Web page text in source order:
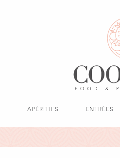
APÉRITIFS ENTRÉES